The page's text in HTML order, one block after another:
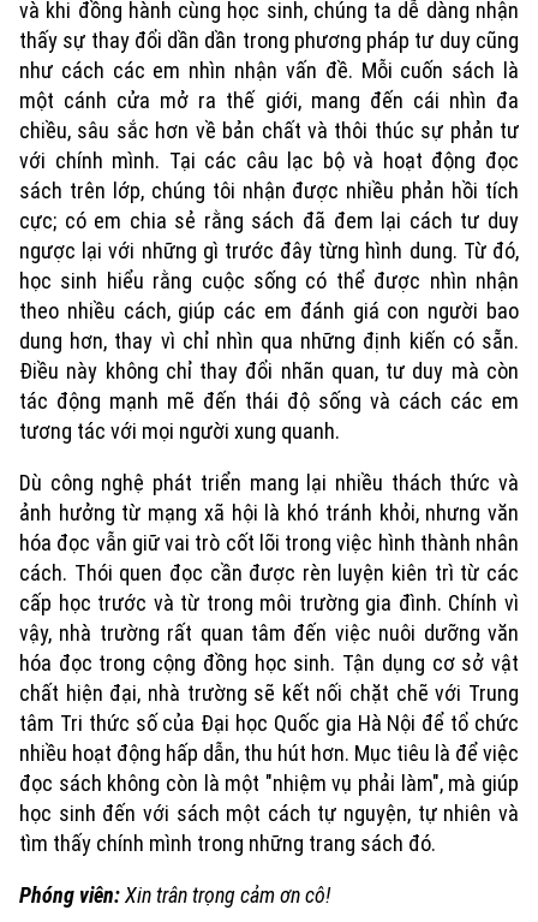
Chuyên mục
Thời sự
Hà Nội
Chính trị
Xã hội
Hà Nội
Nhịp sống Hà Nội
Người Hà Nội
Khoảnh khắc Hà Nội
Thế giới
Tin tức
Quân sự
Kinh tế
và khi đồng hành cùng học sinh, chúng ta dễ dàng nhận
thấy sự thay đổi dần dần trong phương pháp tư duy cũng
như cách các em nhìn nhận vấn đề. Mỗi cuốn sách là
một cánh cửa mở ra thế giới, mang đến cái nhìn đa
chiều, sâu sắc hơn về bản chất và thôi thúc sự phản tư
với chính mình. Tại các câu lạc bộ và hoạt động đọc
sách trên lớp, chúng tôi nhận được nhiều phản hồi tích
cực; có em chia sẻ rằng sách đã đem lại cách tư duy
ngược lại với những gì trước đây từng hình dung. Từ đó,
học sinh hiểu rằng cuộc sống có thể được nhìn nhận
theo nhiều cách, giúp các em đánh giá con người bao
dung hơn, thay vì chỉ nhìn qua những định kiến có sẵn.
Điều này không chỉ thay đổi nhãn quan, tư duy mà còn
tác động mạnh mẽ đến thái độ sống và cách các em
tương tác với mọi người xung quanh.
Dù công nghệ phát triển mang lại nhiều thách thức và
ảnh hưởng từ mạng xã hội là khó tránh khỏi, nhưng văn
hóa đọc vẫn giữ vai trò cốt lõi trong việc hình thành nhân
cách. Thói quen đọc cần được rèn luyện kiên trì từ các
cấp học trước và từ trong môi trường gia đình. Chính vì
vậy, nhà trường rất quan tâm đến việc nuôi dưỡng văn
hóa đọc trong cộng đồng học sinh. Tận dụng cơ sở vật
chất hiện đại, nhà trường sẽ kết nối chặt chẽ với Trung
tâm Tri thức số của Đại học Quốc gia Hà Nội để tổ chức
nhiều hoạt động hấp dẫn, thu hút hơn. Mục tiêu là để việc
đọc sách không còn là một "nhiệm vụ phải làm", mà giúp
học sinh đến với sách một cách tự nguyện, tự nhiên và
tìm thấy chính mình trong những trang sách đó.
Phóng viên:Xin trân trọng cảm ơn cô!